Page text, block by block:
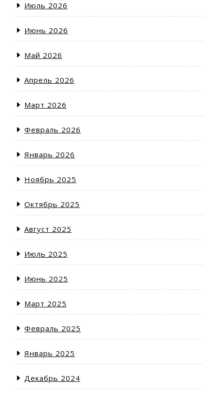
Июль 2026
Июнь 2026
Май 2026
Апрель 2026
Март 2026
Февраль 2026
Январь 2026
Ноябрь 2025
Октябрь 2025
Август 2025
Июль 2025
Июнь 2025
Март 2025
Февраль 2025
Январь 2025
Декабрь 2024